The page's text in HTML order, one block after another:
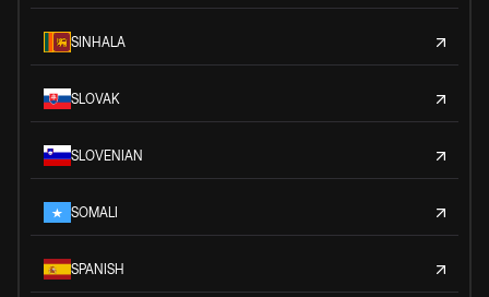
SINHALA
SLOVAK
SLOVENIAN
SOMALI
SPANISH